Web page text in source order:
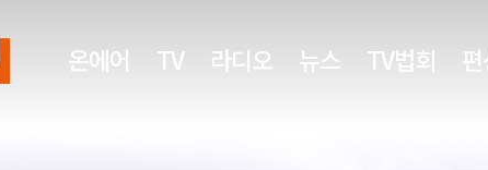
온에어 TV 라디오 뉴스 TV법회